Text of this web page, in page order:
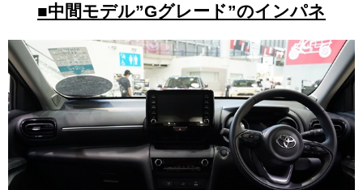
■中間モデル”Gグレード”のインパネ